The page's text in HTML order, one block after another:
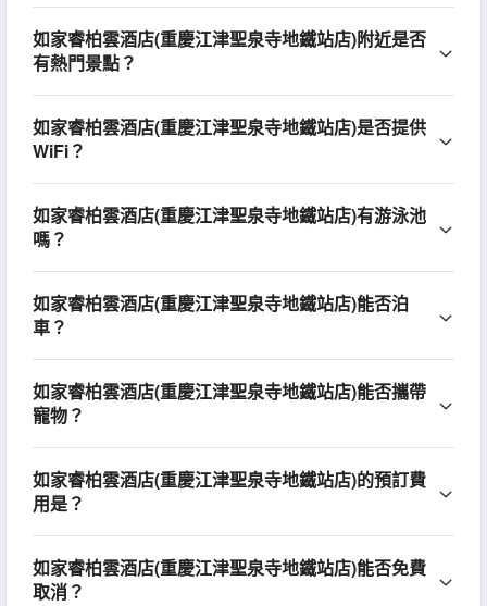
如家睿柏雲酒店(重慶江津聖泉寺地鐵站店)附近是否
有熱門景點？
如家睿柏雲酒店(重慶江津聖泉寺地鐵站店)是否提供
WiFi？
如家睿柏雲酒店(重慶江津聖泉寺地鐵站店)有游泳池
嗎？
如家睿柏雲酒店(重慶江津聖泉寺地鐵站店)能否泊
車？
如家睿柏雲酒店(重慶江津聖泉寺地鐵站店)能否攜帶
寵物？
如家睿柏雲酒店(重慶江津聖泉寺地鐵站店)的預訂費
用是？
如家睿柏雲酒店(重慶江津聖泉寺地鐵站店)能否免費
取消？